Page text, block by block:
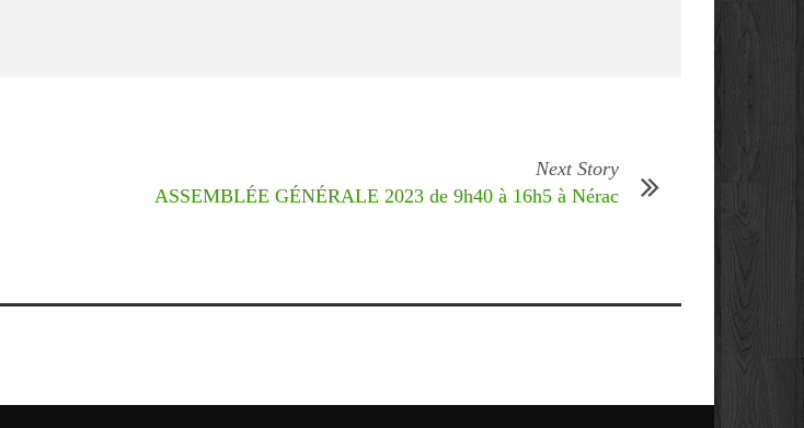
Next Story
ASSEMBLÉE GÉNÉRALE 2023 de 9h40 à 16h5 à Nérac